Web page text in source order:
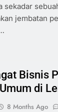
sekadar
jembatan
Bisnis
di
8 Months Ago